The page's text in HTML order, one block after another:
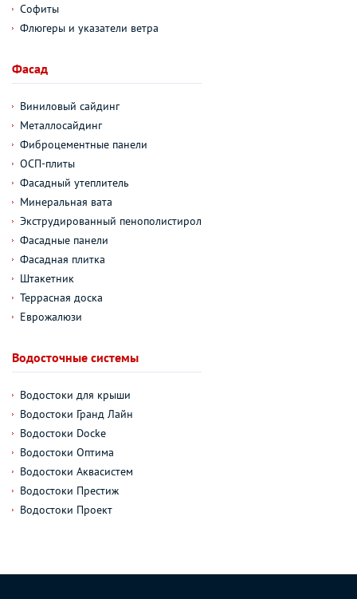
Софиты
Флюгеры и указатели ветра
Фасад
Виниловый сайдинг
Металлосайдинг
Фиброцементные панели
ОСП-плиты
Фасадный утеплитель
Минеральная вата
Экструдированный пенополистирол
Фасадные панели
Фасадная плитка
Штакетник
Террасная доска
Еврожалюзи
Водосточные системы
Водостоки для крыши
Водостоки Гранд Лайн
Водостоки Docke
Водостоки Оптима
Водостоки Аквасистем
Водостоки Престиж
Водостоки Проект